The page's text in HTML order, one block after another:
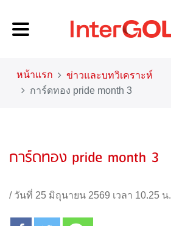
หน้าแรก
ข่าวและบทวิเคราะห์
การ์ดทอง pride month 3
การ์ดทอง pride month 3
/ วันที่ 25 มิถุนายน 2569 เวลา 10.25 น.